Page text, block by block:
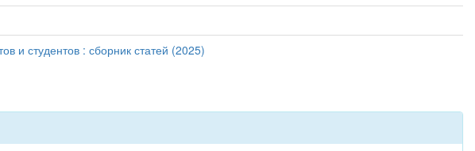
и студентов : сборник статей (2025)